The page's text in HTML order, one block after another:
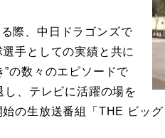
際、中日ドラゴンズで
手としての実績と共に
”の数々のエピソードで
、テレビに活躍の場を
の生放送番組「THE ビッ